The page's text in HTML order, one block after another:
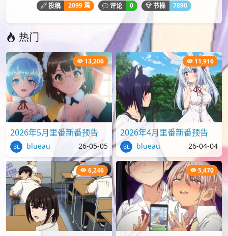
投稿 2099 篇 评论 0 节操 7890
热门
13,206
2026年5月里番新番预告
blueau 26-05-05
11,916
2026年4月里番新番预告
blueau 26-04-04
6,246 5,470